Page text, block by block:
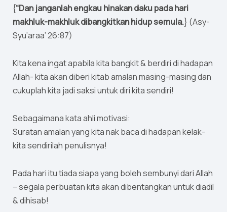
{“Dan janganlah engkau hinakan daku pada hari
makhluk-makhluk dibangkitkan hidup semula.} (Asy-
Syu’araa’ 26:87)
Kita kena ingat apabila kita bangkit & berdiri di hadapan
Allah- kita akan diberi kitab amalan masing-masing dan
cukuplah kita jadi saksi untuk diri kita sendiri!
Sebagaimana kata ahli motivasi:
Suratan amalan yang kita nak baca di hadapan kelak-
kita sendirilah penulisnya!
Pada hari itu tiada siapa yang boleh sembunyi dari Allah
– segala perbuatan kita akan dibentangkan untuk diadil
& dihisab!